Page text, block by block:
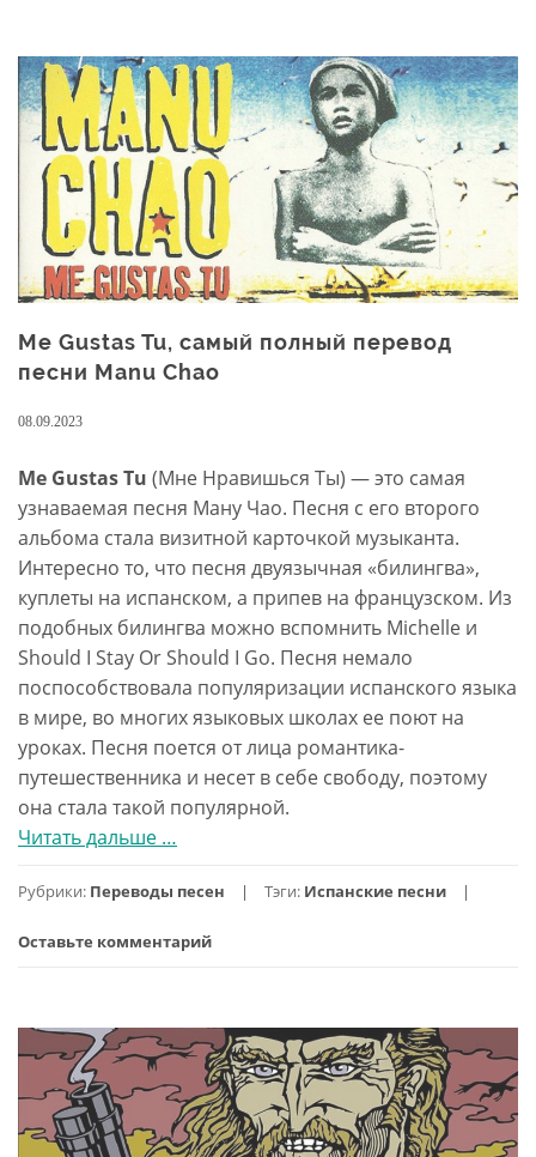
Me Gustas Tu, самый полный перевод
песни Manu Chao
08.09.2023
Me Gustas Tu (Мне Нравишься Ты) — это самая
узнаваемая песня Ману Чао. Песня с его второго
альбома стала визитной карточкой музыканта.
Интересно то, что песня двуязычная «билингва»,
куплеты на испанском, а припев на французском. Из
подобных билингва можно вспомнить Michelle и
Should I Stay Or Should I Go. Песня немало
поспособствовала популяризации испанского языка
в мире, во многих языковых школах ее поют на
уроках. Песня поется от лица романтика-
путешественника и несет в себе свободу, поэтому
она стала такой популярной.
Читать дальше проMe
Tu,
полный
Manu
Chao
…
Рубрики: Переводы песен Тэги: Испанские песни
Оставьте комментарий